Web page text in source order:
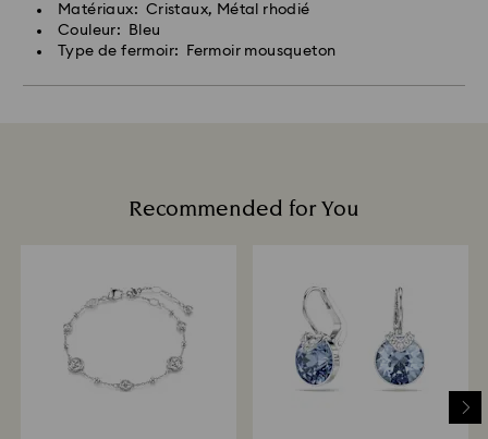
Matériaux: Cristaux, Métal rhodié
Couleur: Bleu
Type de fermoir: Fermoir mousqueton
Recommended for You